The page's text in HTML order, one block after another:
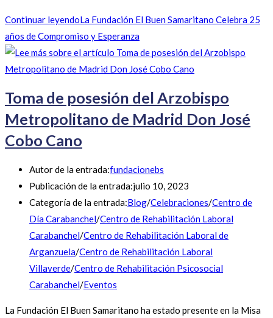
Continuar leyendoLa Fundación El Buen Samaritano Celebra 25
años de Compromiso y Esperanza
Toma de posesión del Arzobispo
Metropolitano de Madrid Don José
Cobo Cano
Autor de la entrada:fundacionebs
Publicación de la entrada:julio 10, 2023
Categoría de la entrada:Blog/Celebraciones/Centro de
Día Carabanchel/Centro de Rehabilitación Laboral
Carabanchel/Centro de Rehabilitación Laboral de
Arganzuela/Centro de Rehabilitación Laboral
Villaverde/Centro de Rehabilitación Psicosocial
Carabanchel/Eventos
La Fundación El Buen Samaritano ha estado presente en la Misa